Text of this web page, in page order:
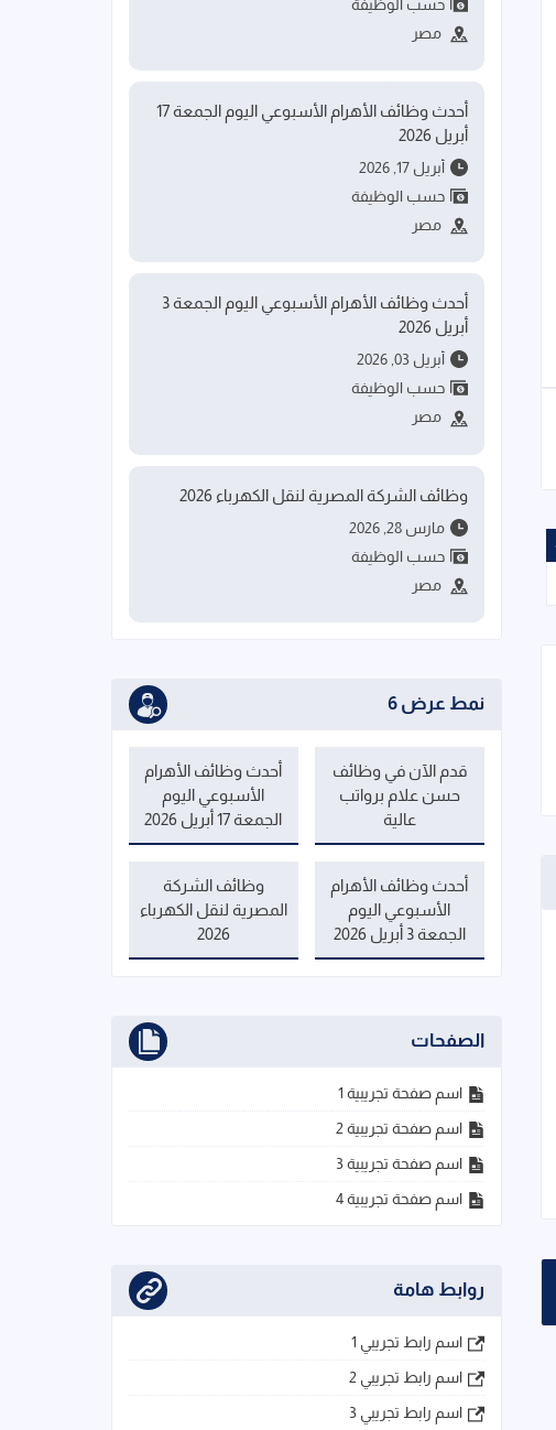
حسب الوظيفة
مصر
أحدث وظائف الأهرام الأسبوعي اليوم الجمعة 17
أبريل 2026
أبريل 17, 2026
حسب الوظيفة
مصر
أحدث وظائف الأهرام الأسبوعي اليوم الجمعة 3
أبريل 2026
أبريل 03, 2026
حسب الوظيفة
مصر
وظائف الشركة المصرية لنقل الكهرباء 2026
مارس 28, 2026
حسب الوظيفة
مصر
نمط عرض 6
قدم الآن في وظائف
حسن علام برواتب
عالية
أحدث وظائف الأهرام
الأسبوعي اليوم
الجمعة 17 أبريل 2026
أحدث وظائف الأهرام
الأسبوعي اليوم
الجمعة 3 أبريل 2026
وظائف الشركة
المصرية لنقل الكهرباء
2026
الصفحات
اسم صفحة تجريبية 1
اسم صفحة تجريبية 2
اسم صفحة تجريبية 3
اسم صفحة تجريبية 4
روابط هامة
اسم رابط تجريبي 1
اسم رابط تجريبي 2
اسم رابط تجريبي 3